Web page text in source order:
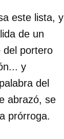
este lista, y
de un
del portero
y
del
abrazó, se
prórroga.